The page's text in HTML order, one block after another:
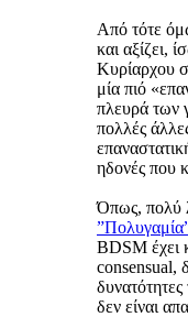
Από τότε
και αξίζει,
Κυρίαρχου
μία πιό
πλευρά των
πολλές
ηδονές που
Όπως, πολύ
BDSM έχει
consensual,
δεν είναι